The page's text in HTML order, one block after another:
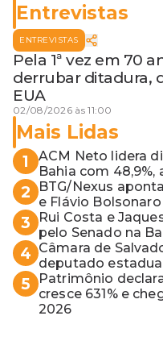
Entrevistas
ENTREVISTAS
Pela 1ª vez em 70
derrubar ditadura,
EUA
02/08/2026 às 11:00
Mais Lidas
1
ACM Neto lidera
Bahia com
2
BTG/Nexus
e Flávio Bolsonaro
3
Rui Costa e
pelo Senado na
4 Câmara de
deputado
5
Patrimônio
cresce 631% e
2026